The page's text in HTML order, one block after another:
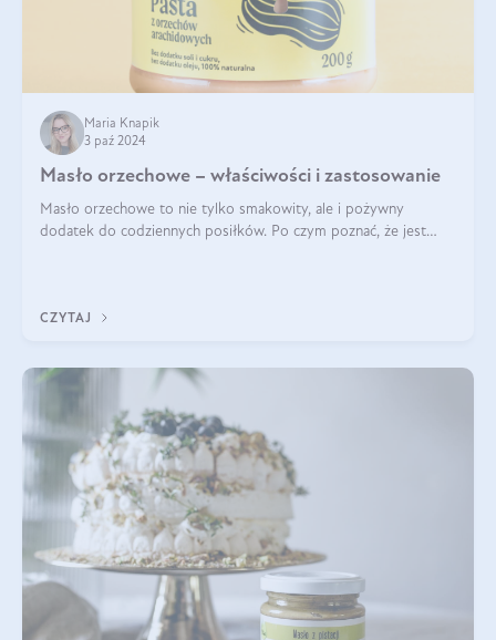
Maria Knapik
3 paź 2024
Masło orzechowe – właściwości i zastosowanie
Masło orzechowe to nie tylko smakowity, ale i pożywny
dodatek do codziennych posiłków. Po czym poznać, że jest
CZYTAJ